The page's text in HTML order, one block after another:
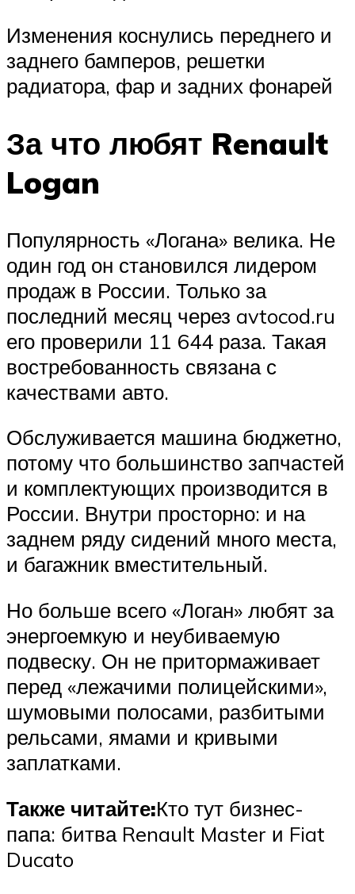
Изменения коснулись переднего и
заднего бамперов, решетки
радиатора, фар и задних фонарей
За что любят Renault
Logan
Популярность «Логана» велика. Не
один год он становился лидером
продаж в России. Только за
последний месяц через avtocod.ru
его проверили 11 644 раза. Такая
востребованность связана с
качествами авто.
Обслуживается машина бюджетно,
потому что большинство запчастей
и комплектующих производится в
России. Внутри просторно: и на
заднем ряду сидений много места,
и багажник вместительный.
Но больше всего «Логан» любят за
энергоемкую и неубиваемую
подвеску. Он не притормаживает
перед «лежачими полицейскими»,
шумовыми полосами, разбитыми
рельсами, ямами и кривыми
заплатками.
Также читайте:Кто тут бизнес-
папа: битва Renault Master и Fiat
Ducato